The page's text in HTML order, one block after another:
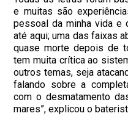
e muitas são
pessoal da minha vida e
até aqui; uma das faixas
quase morte depois de
tem muita crítica ao
outros temas, seja
falando sobre a
com o desmatamento
mares”, explicou o